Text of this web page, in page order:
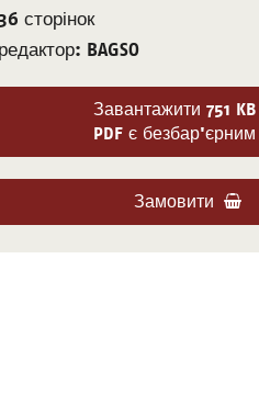
сторінок
редактор: BAGSO
Завантажити 751 KB
PDF є безбар'єрним
Замовити